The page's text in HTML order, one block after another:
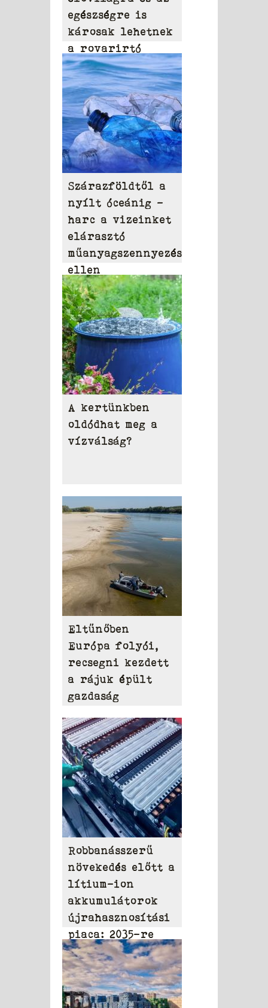
egészségre is
károsak lehetnek
a rovarirtó
szerek
Szárazföldtől a
nyílt óceánig –
harc a vizeinket
elárasztó
műanyagszennyezés
ellen
A kertünkben
oldódhat meg a
vízválság?
Eltűnőben
Európa folyói,
recsegni kezdett
a rájuk épült
gazdaság
Robbanásszerű
növekedés előtt a
lítium-ion
akkumulátorok
újrahasznosítási
piaca: 2035-re
elérheti a 31,95
milliárd dollárt